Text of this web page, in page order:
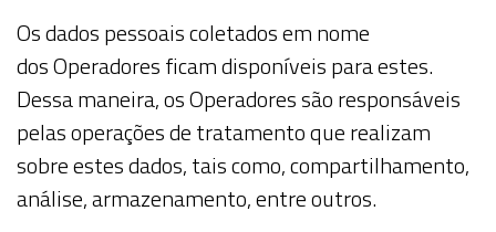
Os dados pessoais coletados em nome
dosOperadoresficam disponíveis para estes.
Dessa maneira, osOperadoressão responsáveis
pelas operações de tratamento que realizam
sobre estes dados, tais como, compartilhamento,
análise, armazenamento, entre outros.